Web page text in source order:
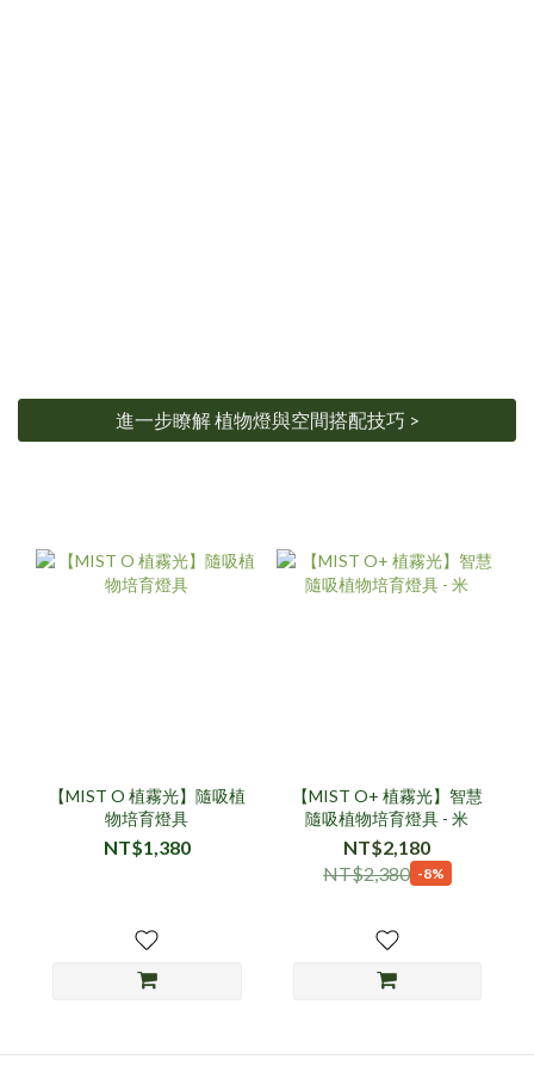
進一步瞭解 植物燈與空間搭配技巧 >
【MIST O 植霧光】隨吸植
物培育燈具
NT$1,380
【MIST O+ 植霧光】智慧
隨吸植物培育燈具 - 米
NT$2,180
NT$2,380 -8%